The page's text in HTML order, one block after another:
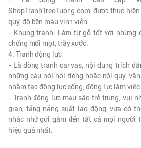
ShopTranhTreoTuong.com, được thực hiện
quý, độ bền màu vĩnh viễn.
- Khung tranh: Làm từ gỗ tốt với những
chống mối mọt, trầy xước.
4. Tranh động lực
- Là dòng tranh canvas, nội dung trích
những câu nói nổi tiếng hoặc nội quy,
nhằm tạo động lực sống, động lực làm
- Tranh động lực màu sắc trẻ trung, vui
gian, tăng năng suất lao động, vừa có
nhắc nhở gửi gắm đến tất cả mọi người
hiệu quả nhất.